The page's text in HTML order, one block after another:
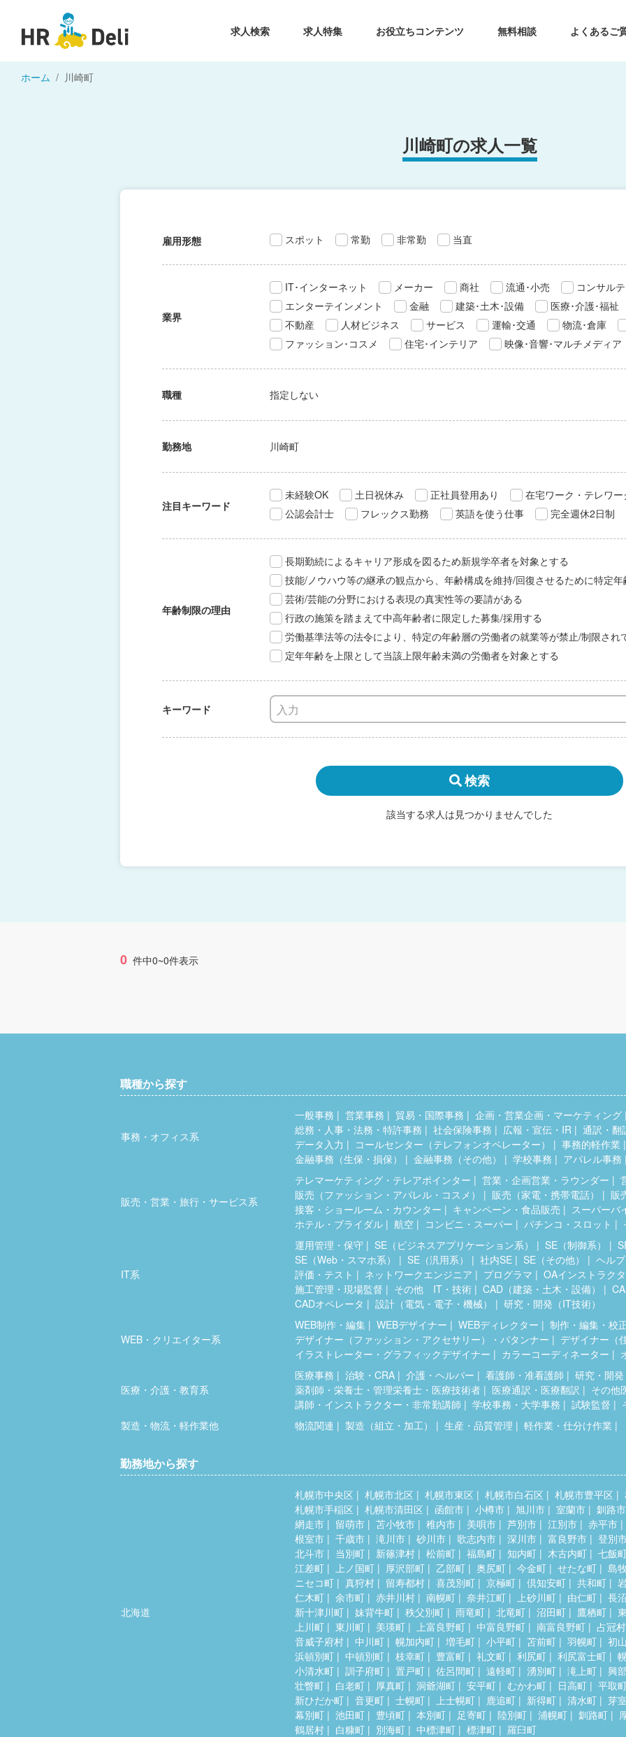
求人検索 求人特集 お役立ちコンテンツ 無料相談 よくあるご
ホーム 川崎町
川崎町の求人一覧
雇用形態 スポット 常勤 非常勤 当直
業界
IT･インターネット メーカー 商社 流通･小売
コンサル
エンターテインメント
金融 建築･土木･設備
医療･介護･福祉
不動産
人材ビジネス サービス 運輸･交通
物流･倉庫
ファッション･コスメ
住宅･インテリア 映像･音響･マルチメディア
職種 指定しない
勤務地 川崎町
注目キーワード
未経験OK 土日祝休み 正社員登用あり
在宅ワーク・テレワー
公認会計士
フレックス勤務 英語を使う仕事 完全週休2日制
年齢制限の理由
長期勤続によるキャリア形成を図るため新規学卒者を対象とする
技能/ノウハウ等の継承の観点から、年齢構成を維持/回復させるために特定
芸術/芸能の分野における表現の真実性等の要請がある
行政の施策を踏まえて中高年齢者に限定した募集/採用する
労働基準法等の法令により、特定の年齢層の労働者の就業等が禁止/制限され
定年年齢を上限として当該上限年齢未満の労働者を対象とする
キーワード
検索
該当する求人は見つかりませんでした
0 件中0~0件表示
職種から探す
事務・オフィス系
一般事務 営業事務 貿易・国際事務
企画・営業企画・マーケティング
総務・人事・法務・特許事務
社会保険事務 広報・宣伝・IR
通訳・翻
データ入力
コールセンター（テレフォンオペレーター）
事務的軽作業
金融事務（生保・損保）
金融事務（その他） 学校事務 アパレル事務
販売・営業・旅行・サービス系
テレマーケティング・テレアポインター 営業・企画営業・ラウンダー
販売（ファッション・アパレル・コスメ）
販売（家電・携帯電話）
販
接客・ショールーム・カウンター
キャンペーン・食品販売
スーパーバ
ホテル・ブライダル
航空 コンビニ・スーパー パチンコ・スロット
IT系
運用管理・保守 SE（ビジネスアプリケーション系） SE（制御系）
SE（Web・スマホ系）
SE（汎用系） 社内SE SE（その他）
ヘル
評価・テスト
ネットワークエンジニア プログラマ
OAインストラク
施工管理・現場監督
その他 IT・技術 CAD（建築・土木・設備）
CADオペレータ
設計（電気・電子・機械） 研究・開発（IT技術）
WEB・クリエイター系
WEB制作・編集 WEBデザイナー WEBディレクター
制作・編集・校
デザイナー（ファッション・アクセサリー）・パタンナー
デザイナー（
イラストレーター・グラフィックデザイナー
カラーコーディネーター
医療・介護・教育系
医療事務 治験・CRA 介護・ヘルパー 看護師・准看護師
研究・開
薬剤師・栄養士・管理栄養士・医療技術者
医療通訳・医療翻訳
その他
講師・インストラクター・非常勤講師
学校事務・大学事務 試験監督
製造・物流・軽作業他
物流関連 製造（組立・加工） 生産・品質管理 軽作業・仕分け作業
勤務地から探す
北海道
札幌市中央区 札幌市北区 札幌市東区 札幌市白石区 札幌市豊平区
札幌市手稲区
札幌市清田区 函館市 小樽市 旭川市 室蘭市
釧路市
網走市
留萌市 苫小牧市 稚内市 美唄市 芦別市 江別市
赤平市
根室市
千歳市 滝川市 砂川市 歌志内市 深川市 富良野市
登別
北斗市
当別町 新篠津村 松前町 福島町 知内町 木古内町
七飯
江差町
上ノ国町 厚沢部町 乙部町 奥尻町 今金町 せたな町
島
ニセコ町
真狩村 留寿都村 喜茂別町 京極町 倶知安町 共和町
仁木町
余市町 赤井川村 南幌町 奈井江町 上砂川町 由仁町
長
新十津川町
妹背牛町 秩父別町 雨竜町 北竜町 沼田町 鷹栖町
上川町
東川町 美瑛町 上富良野町 中富良野町 南富良野町
占冠村
音威子府村
中川町 幌加内町 増毛町 小平町 苫前町 羽幌町
初
浜頓別町
中頓別町 枝幸町 豊富町 礼文町 利尻町 利尻富士町
小清水町
訓子府町 置戸町 佐呂間町 遠軽町 湧別町 滝上町
興
壮瞥町
白老町 厚真町 洞爺湖町 安平町 むかわ町 日高町
平取
新ひだか町
音更町 士幌町 上士幌町 鹿追町 新得町 清水町
芽
幕別町
池田町 豊頃町 本別町 足寄町 陸別町 浦幌町 釧路町
鶴居村
白糠町 別海町 中標津町 標津町 羅臼町